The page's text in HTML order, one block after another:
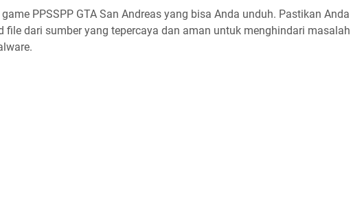
PPSSPP GTA San Andreas yang bisa Anda unduh. Pastikan Anda
file dari sumber yang tepercaya dan aman untuk menghindari masalah